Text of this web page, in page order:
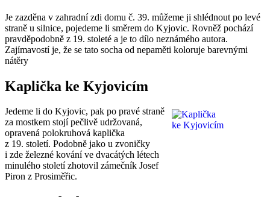
Je zazděna v zahradní zdi domu č. 39. můžeme ji shlédnout po levé
straně u silnice, pojedeme li směrem do Kyjovic. Rovněž pochází
pravděpodobně z 19. stoleté a je to dílo neznámého autora.
Zajímavostí je, že se tato socha od nepaměti koloruje barevnými
nátěry
Kaplička ke Kyjovicím
Jedeme li do Kyjovic, pak po pravé straně
za mostkem stojí pečlivě udržovaná,
opravená polokruhová kaplička
z 19. století. Podobně jako u zvoničky
i zde železné kování ve dvacátých létech
minulého století zhotovil zámečník Josef
Piron z Prosiměřic.